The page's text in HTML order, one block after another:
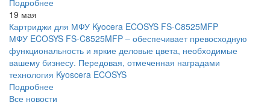
Подробнее
19 мая
Картриджи для МФУ Kyocera ECOSYS FS-C8525MFP
МФУ ECOSYS FS-C8525MFP – обеспечивает превосходную
функциональность и яркие деловые цвета, необходимые
вашему бизнесу. Передовая, отмеченная наградами
технология Kyoscera ECOSYS
Подробнее
Все новости